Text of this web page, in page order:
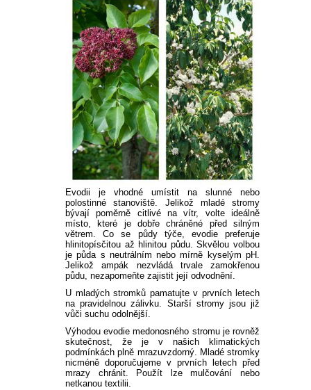
Evodii je vhodné umístit na slunné nebo
polostinné stanoviště. Jelikož mladé stromy
bývají poměrně citlivé na vítr, volte ideálně
místo, které je dobře chráněné před silným
větrem. Co se půdy týče, evodie preferuje
hlinitopísčitou až hlinitou půdu. Skvělou volbou
je půda s neutrálním nebo mírně kyselým pH.
Jelikož ampák nezvládá trvale zamokřenou
půdu, nezapomeňte zajistit její odvodnění.
U mladých stromků pamatujte v prvních letech
na pravidelnou zálivku. Starší stromy jsou již
vůči suchu odolnější.
Výhodou evodie medonosného stromu je rovněž
skutečnost, že je v našich klimatických
podmínkách plně mrazuvzdorný. Mladé stromky
nicméně doporučujeme v prvních letech před
mrazy chránit. Použít lze mulčování nebo
netkanou textilii.